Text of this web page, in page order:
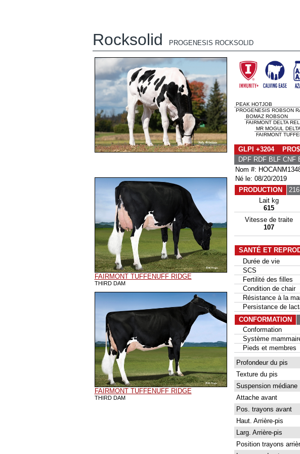
Rocksolid PROGENESIS ROCKSOLID
FAIRMONT TUFFENUFF RIDGE
THIRD DAM
FAIRMONT TUFFENUFF RIDGE
THIRD DAM
PEAK HOTJOB
PROGENESIS ROBSON
BOMAZ ROBSON
FAIRMONT DELTA
MR MOGUL
FAIRMONT
GLPI +3204 PRO$
DPF RDF BLF CNF
Nom #:
Né le: 08/20/2019
PRODUCTION
Lait kg
615
Vitesse de traite
107
SANTÉ ET
Durée de vie
SCS
Fertilité des filles
Condition de chair
Résistance à la
Persistance de
CONFORMATION
Conformation
Système
Pieds et membres
Profondeur du pis
Texture du pis
Suspension médiane
Attache avant
Pos. trayons avant
Haut. Arrière-pis
Larg. Arrière-pis
Position trayons